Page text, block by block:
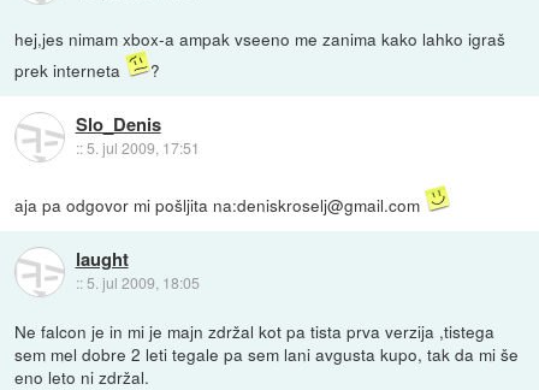
hej,jes nimam xbox-a ampak vseeno me zanima kako lahko igraš
prek interneta
?
Slo_Denis
::5. jul 2009, 17:51
aja pa odgovor mi pošljita na:deniskroselj@gmail.com
laught
:: 5. jul 2009, 18:05
Ne falcon je in mi je majn zdržal kot pa tista prva verzija ,tistega
sem mel dobre 2 leti tegale pa sem lani avgusta kupo, tak da mi še
eno leto ni zdržal.